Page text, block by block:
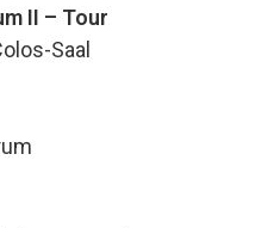
II – Tour
Saal